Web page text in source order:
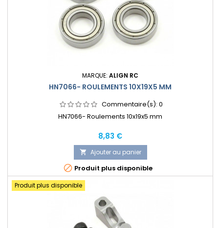
MARQUE: ALIGN RC
HN7066- ROULEMENTS 10X19X5 MM
Commentaire(s): 0
HN7066- Roulements 10x19x5 mm
Prix
8,83 €
 Ajouter au panier
 Produit plus disponible
Produit plus disponible